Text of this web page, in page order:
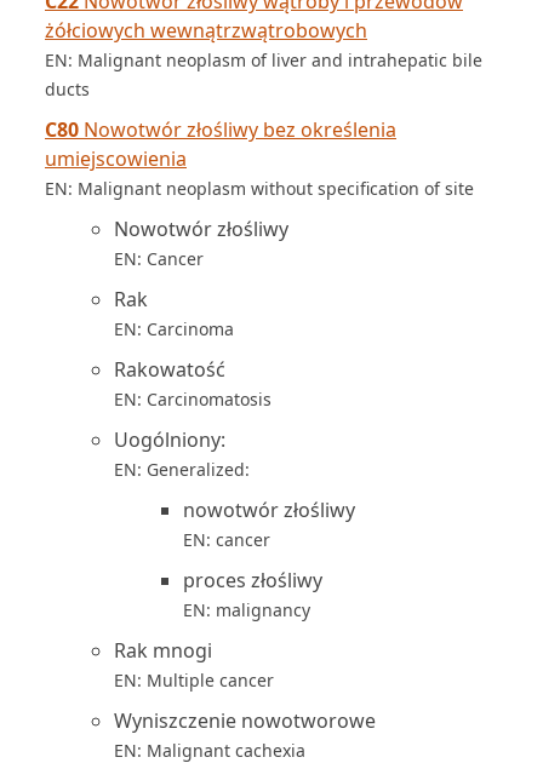
żółciowych wewnątrzwątrobowych
EN: Malignant neoplasm of liver and intrahepatic bile
ducts
C80 Nowotwór złośliwy bez określenia
umiejscowienia
EN: Malignant neoplasm without specification of site
Nowotwór złośliwy
EN: Cancer
Rak
EN: Carcinoma
Rakowatość
EN: Carcinomatosis
Uogólniony:
EN: Generalized:
nowotwór złośliwy
EN: cancer
proces złośliwy
EN: malignancy
Rak mnogi
EN: Multiple cancer
Wyniszczenie nowotworowe
EN: Malignant cachexia